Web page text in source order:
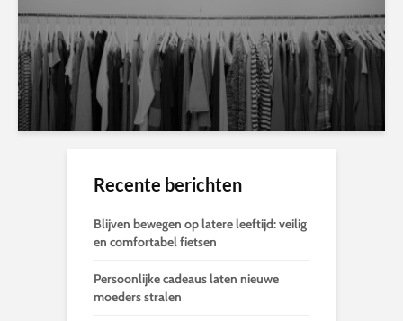
Recente berichten
Blijven bewegen op latere leeftijd: veilig
en comfortabel fietsen
Persoonlijke cadeaus laten nieuwe
moeders stralen